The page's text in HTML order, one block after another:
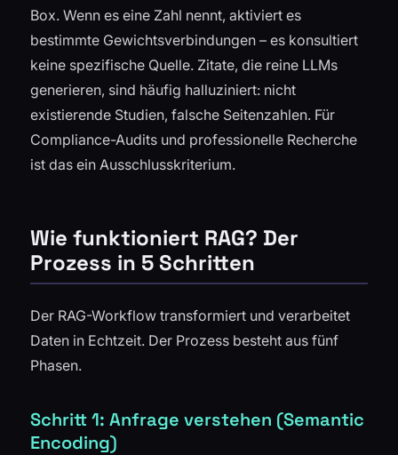
Box. Wenn es eine Zahl nennt, aktiviert es
bestimmte Gewichtsverbindungen – es konsultiert
keine spezifische Quelle. Zitate, die reine LLMs
generieren, sind häufig halluziniert: nicht
existierende Studien, falsche Seitenzahlen. Für
Compliance-Audits und professionelle Recherche
ist das ein Ausschlusskriterium.
Wie funktioniert RAG? Der
Prozess in 5 Schritten
Der RAG-Workflow transformiert und verarbeitet
Daten in Echtzeit. Der Prozess besteht aus fünf
Phasen.
Schritt 1: Anfrage verstehen (Semantic
Encoding)